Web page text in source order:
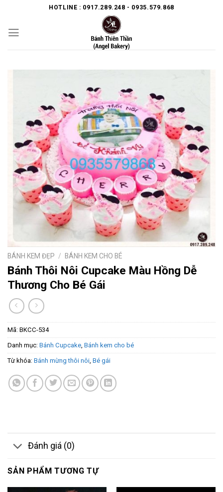
content
HOTLINE : 0917.289.248 - 0935.579.868
BÁNH KEM ĐẸP / BÁNH KEM CHO BÉ
Bánh Thôi Nôi Cupcake Màu Hồng Dễ
Thương Cho Bé Gái
Mã: BKCC-534
Danh mục: Bánh Cupcake, Bánh kem cho bé
Từ khóa: Bánh mừng thôi nôi, Bé gái
Đánh giá (0)
SẢN PHẨM TƯƠNG TỰ